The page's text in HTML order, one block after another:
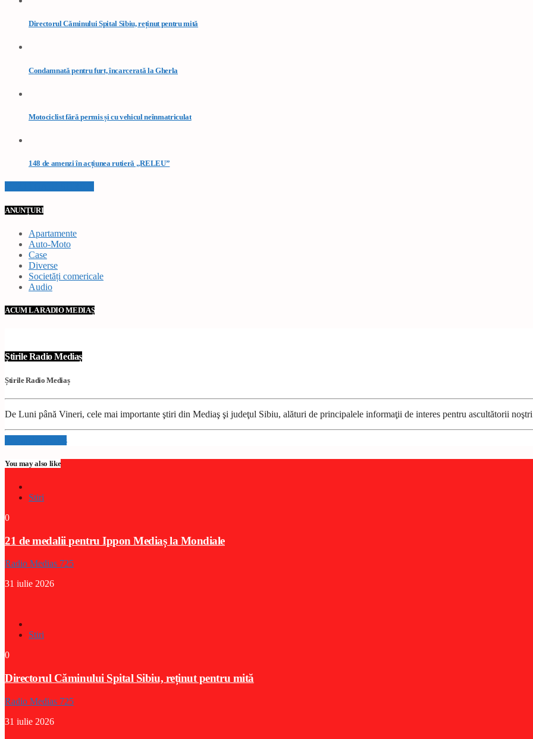
Directorul Căminului Spital Sibiu, reținut pentru mită
Condamnată pentru furt, încarcerată la Gherla
Motociclist fără permis și cu vehicul neînmatriculat
148 de amenzi în acțiunea rutieră „RELEU”
ANUNȚURI
Apartamente
Auto-Moto
Case
Diverse
Societăți comericale
Audio
ACUM LA RADIO MEDIAȘ
Știrile Radio Mediaș
Știrile Radio Mediaș
De Luni până Vineri, cele mai importante ştiri din Mediaş şi judeţul Sibiu, alături de principalele informaţii de interes pentru ascultătorii
Info and episodes
You may also like
Stiri
0
21 de medalii pentru Ippon Mediaș la Mondiale
Radio Medias 725
31 iulie 2026
Stiri
0
Directorul Căminului Spital Sibiu, reținut pentru mită
Radio Medias 725
31 iulie 2026